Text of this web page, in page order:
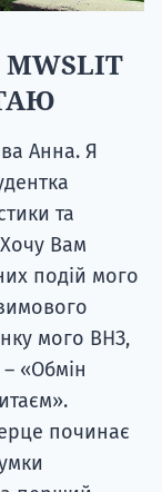
Анна. Я
та
Вам
подій мого
мого ВНЗ,
«Обмін
починає